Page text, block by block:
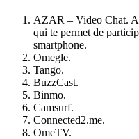
AZAR – Video Chat.
qui te permet de
smartphone.
Omegle.
Tango.
BuzzCast.
Binmo.
Camsurf.
Connected2.me.
OmeTV.